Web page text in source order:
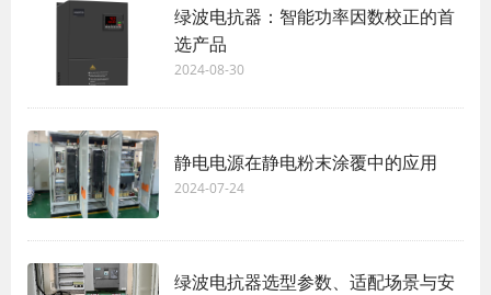
绿波电抗器：智能功率因数校正的首
选产品
2024-08-30
静电电源在静电粉末涂覆中的应用
2024-07-24
绿波电抗器选型参数、适配场景与安